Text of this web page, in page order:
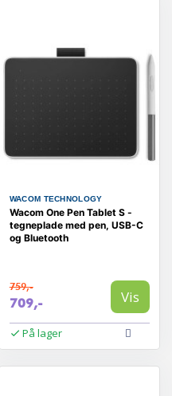
WACOM TECHNOLOGY
Wacom One Pen Tablet S -
tegneplade med pen, USB-C
og Bluetooth
759,-
709,- Vis
På lager